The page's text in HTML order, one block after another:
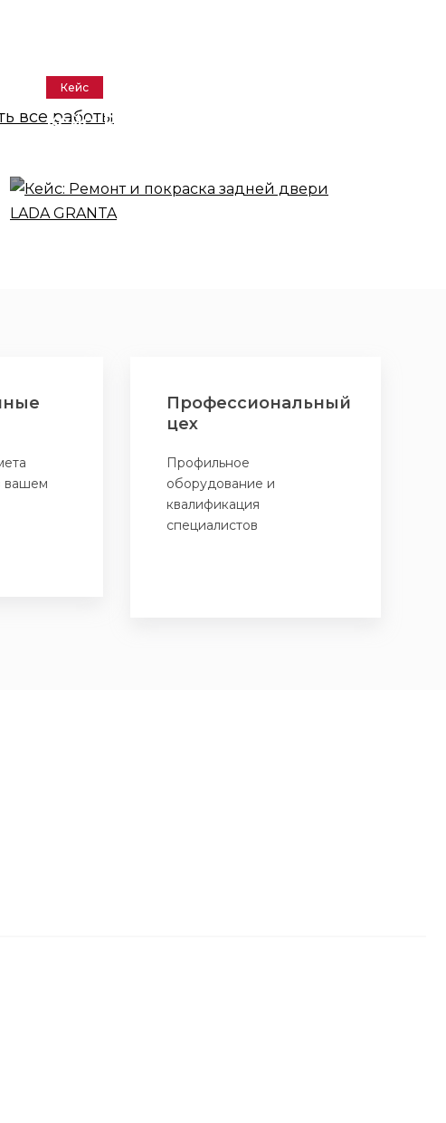
все работы
Кейс
Кейс: Ремонт и покраска
вашем
Профессиональный
цех
Профильное
оборудование и
квалификация
специалистов